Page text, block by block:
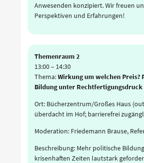
Anwesenden konzipiert. Wir freuen
Perspektiven und Erfahrungen!
Themenraum 2
13:00– 14:30
Thema:Wirkung um welchen Preis?
Bildung unter Rechtfertigungsdruck
Ort: Bücherzentrum/Großes Haus
überdacht im Hof; barrierefrei
Moderation: Friedemann Brause,
Beschreibung: Mehr politische
krisenhaften Zeiten lautstark